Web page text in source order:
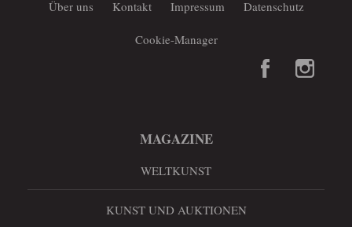
Über uns Kontakt Impressum Datenschutz
Cookie-Manager
MAGAZINE
WELTKUNST
KUNST UND AUKTIONEN